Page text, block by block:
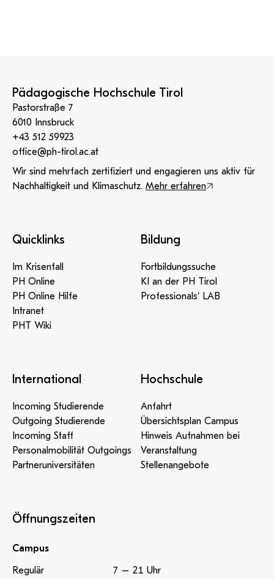
Pädagogische Hochschule Tirol
Pastorstraße 7
6010 Innsbruck
+43 512 59923
office@ph-tirol.ac.at
Wir sind mehrfach zertifiziert und engagieren uns aktiv für
Nachhaltigkeit und Klimaschutz. Mehr erfahren
Quicklinks
Im Krisenfall
PH Online
PH Online Hilfe
Intranet
PHT Wiki
Bildung
Fortbildungssuche
KI an der PH Tirol
Professionals‘ LAB
International
Incoming Studierende
Outgoing Studierende
Incoming Staff
Personalmobilität Outgoings
Partneruniversitäten
Hochschule
Anfahrt
Übersichtsplan Campus
Hinweis Aufnahmen bei
Veranstaltung
Stellenangebote
Öffnungszeiten
Campus
Regulär
7 – 21 Uhr